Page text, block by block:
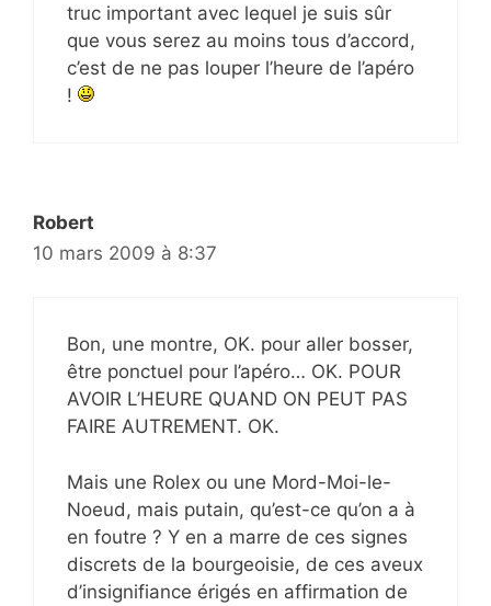
truc important avec lequel je suis sûr
que vous serez au moins tous d’accord,
c’est de ne pas louper l’heure de l’apéro
!
Robert
10 mars 2009 à 8:37
Bon, une montre, OK. pour aller bosser,
être ponctuel pour l’apéro… OK. POUR
AVOIR L’HEURE QUAND ON PEUT PAS
FAIRE AUTREMENT. OK.
Mais une Rolex ou une Mord-Moi-le-
Noeud, mais putain, qu’est-ce qu’on a à
en foutre ? Y en a marre de ces signes
discrets de la bourgeoisie, de ces aveux
d’insignifiance érigés en affirmation de